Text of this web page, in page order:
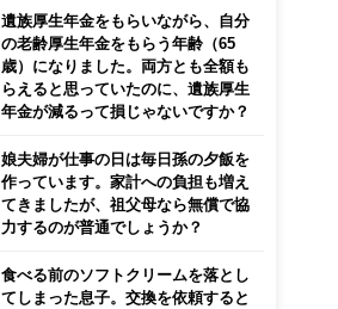
遺族厚生年金をもらいながら、自分
の老齢厚生年金をもらう年齢（65
歳）になりました。両方とも全額も
らえると思っていたのに、遺族厚生
年金が減るって損じゃないですか？
娘夫婦が仕事の日は毎日孫の夕飯を
作っています。家計への負担も増え
てきましたが、祖父母なら無償で協
力するのが普通でしょうか？
食べる前のソフトクリームを落とし
てしまった息子。交換を依頼すると